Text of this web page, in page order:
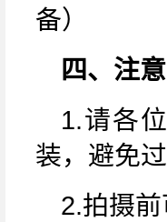
备）
四、注
1.请各
装，避免
2.拍摄